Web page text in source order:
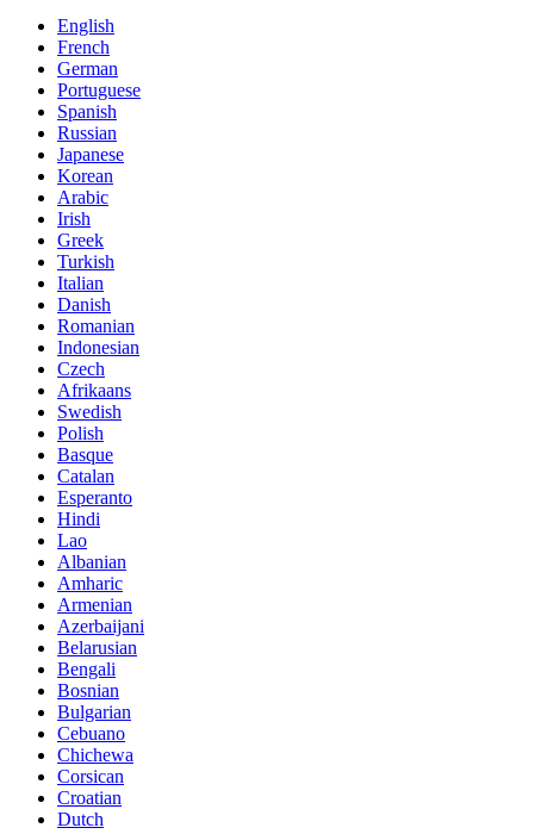
English
French
German
Portuguese
Spanish
Russian
Japanese
Korean
Arabic
Irish
Greek
Turkish
Italian
Danish
Romanian
Indonesian
Czech
Afrikaans
Swedish
Polish
Basque
Catalan
Esperanto
Hindi
Lao
Albanian
Amharic
Armenian
Azerbaijani
Belarusian
Bengali
Bosnian
Bulgarian
Cebuano
Chichewa
Corsican
Croatian
Dutch